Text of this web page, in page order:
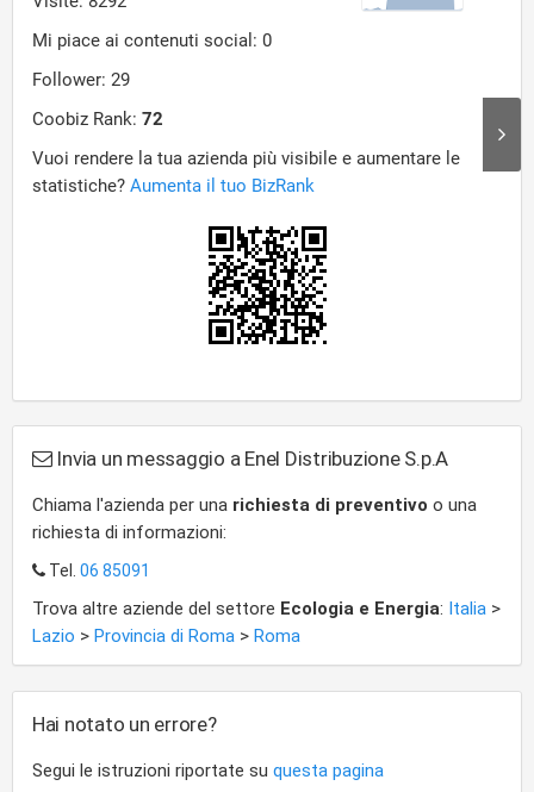
Invia un messaggio a Enel Distribuzione S.p.A
Chiama l'azienda per una richiesta di preventivo o una
richiesta di informazioni:
Tel. 06 85091
Trova altre aziende del settore Ecologia e Energia: Italia >
Lazio > Provincia di Roma > Roma
Hai notato un errore?
Segui le istruzioni riportate su questa pagina